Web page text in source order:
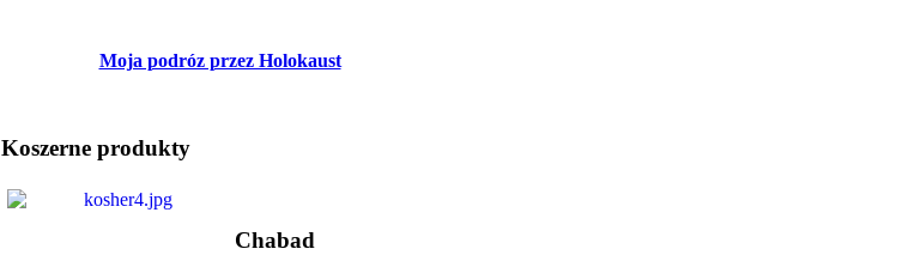
Moja podróz przez Holokaust
Koszerne produkty
Chabad